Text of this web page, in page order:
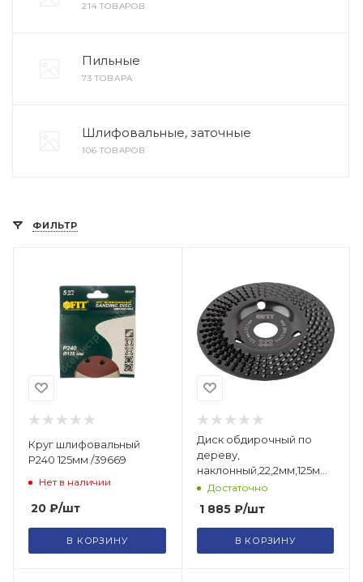
214 ТОВАРОВ
Пильные
73 ТОВАРА
Шлифовальные, заточные
106 ТОВАРОВ
ФИЛЬТР
Круг шлифовальный
Р240 125мм /39669
Нет в наличии
20 ₽/шт
В КОРЗИНУ
Диск обдирочный по
дереву,
наклонный,22,2мм,125мм,
грубая насечка/39524
Достаточно
1 885₽/шт
В КОРЗИНУ